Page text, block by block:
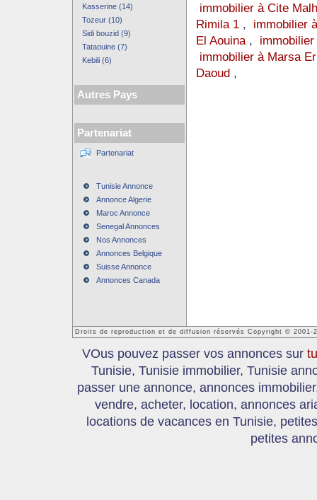
Kasserine (14)
Tozeur (10)
Sidi bouzid (9)
Tataouine (7)
Kebili (6)
Autres Pays
Partenariat
Partenariat
Tunisie Annonce
Annonce Algerie
Maroc Annonce
Senegal Annonces
Nos Annonces
Annonces Belgique
Suisse Annonce
Annonces Canada
immobilier à Cite
Rimila 1, immobilier
El Aouina,
immobilier à Marsa
Daoud,
Droits de reproduction et de diffusion réservés Copyright © 2001-
VOus pouvez passer vos annonces sur
Tunisie, Tunisie immobilier, Tunisie
passer une annonce, annonces
vendre, acheter, location, annonces
locations de vacances en Tunisie,
petites